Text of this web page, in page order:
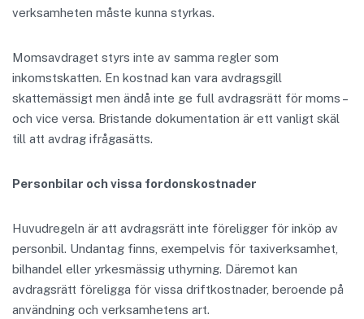
verksamheten måste kunna styrkas.
Momsavdraget styrs inte av samma regler som
inkomstskatten. En kostnad kan vara avdragsgill
skattemässigt men ändå inte ge full avdragsrätt för moms –
och vice versa. Bristande dokumentation är ett vanligt skäl
till att avdrag ifrågasätts.
Personbilar och vissa fordonskostnader
Huvudregeln är att avdragsrätt inte föreligger för inköp av
personbil. Undantag finns, exempelvis för taxiverksamhet,
bilhandel eller yrkesmässig uthyrning. Däremot kan
avdragsrätt föreligga för vissa driftkostnader, beroende på
användning och verksamhetens art.